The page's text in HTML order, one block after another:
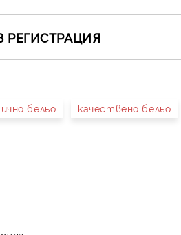
РЕГИСТРАЦИЯ
бельо качествено бельо